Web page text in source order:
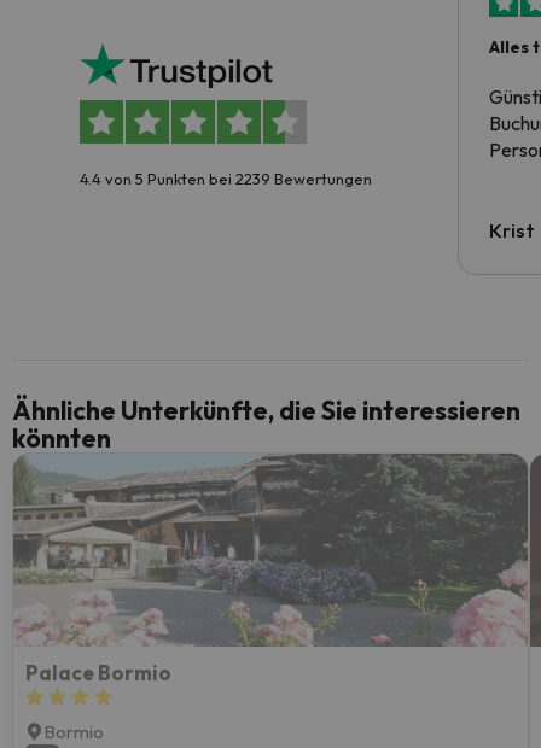
4.4 von 5 Punkten bei 2239 Bewertungen
Alles
Krist
Ähnliche Unterkünfte, die Sie interessieren
könnten
Palace Bormio
Bormio